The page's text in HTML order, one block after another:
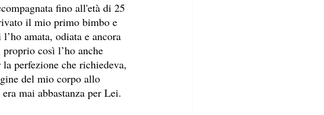
fino all'età di 25
il mio primo bimbo e
amata, odiata e ancora
così l’ho anche
perfezione che richiedeva,
del mio corpo allo
mai abbastanza per Lei.